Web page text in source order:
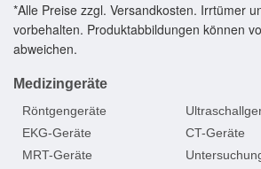
*Alle Preise zzgl. Versandkosten. Irrtümer
vorbehalten. Produktabbildungen können
abweichen.
Medizingeräte
Röntgengeräte
EKG-Geräte
CT-Geräte
MRT-Geräte